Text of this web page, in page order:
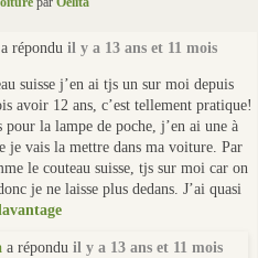
a répondu il y a 13 ans et 11 mois
suisse j’en ai tjs un sur moi depuis
avoir 12 ans, c’est tellement pratique!
pour la lampe de poche, j’en ai une à
je vais la mettre dans ma voiture. Par
le couteau suisse, tjs sur moi car on
je ne laisse plus dedans. J’ai quasi
a répondu il y a 13 ans et 11 mois